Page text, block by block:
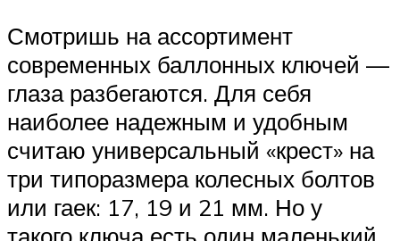
Смотришь на ассортимент
современных баллонных ключей —
глаза разбегаются. Для себя
наиболее надежным и удобным
считаю универсальный «крест» на
три типоразмера колесных болтов
или гаек: 17, 19 и 21 мм. Но у